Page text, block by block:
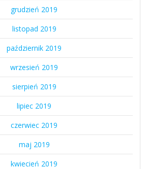
grudzień 2019
listopad 2019
październik 2019
wrzesień 2019
sierpień 2019
lipiec 2019
czerwiec 2019
maj 2019
kwiecień 2019